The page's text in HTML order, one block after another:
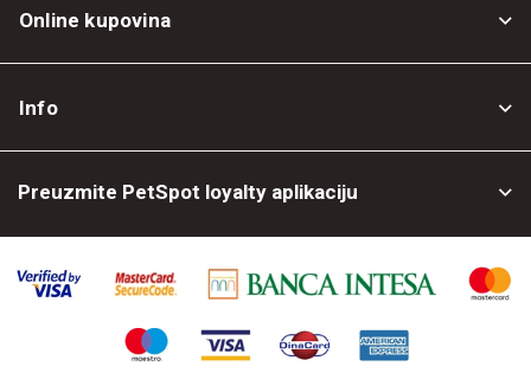
Online kupovina
Info
Preuzmite PetSpot loyalty aplikaciju